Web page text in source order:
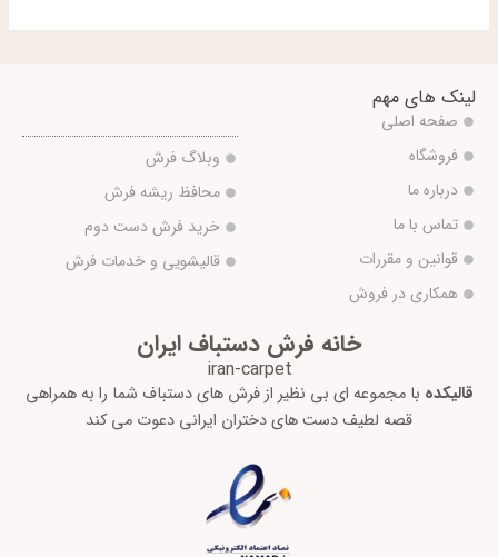
لینک های مهم
صفحه اصلی
فروشگاه
درباره ما
تماس با ما
قوانین و مقررات
همکاری در فروش
وبلاگ فرش
محافظ ریشه فرش
خرید فرش دست دوم
قالیشویی و خدمات فرش
خانه فرش دستباف ایران
iran-carpet
قالیکده با مجموعه ای بی نظیر از فرش های دستباف شما را به همراهی
قصه لطیف دست های دختران ایرانی دعوت می کند